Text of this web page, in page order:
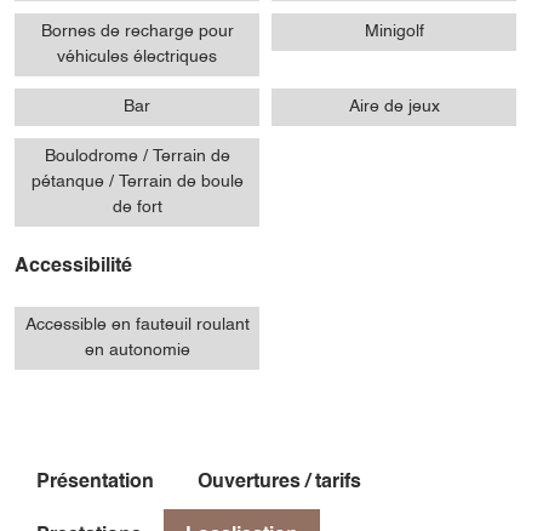
Bornes de recharge pour
véhicules électriques
Minigolf
Bar Aire de jeux
Boulodrome / Terrain de
pétanque / Terrain de boule
de fort
Accessibilité
Accessible en fauteuil roulant
en autonomie
Présentation Ouvertures / tarifs